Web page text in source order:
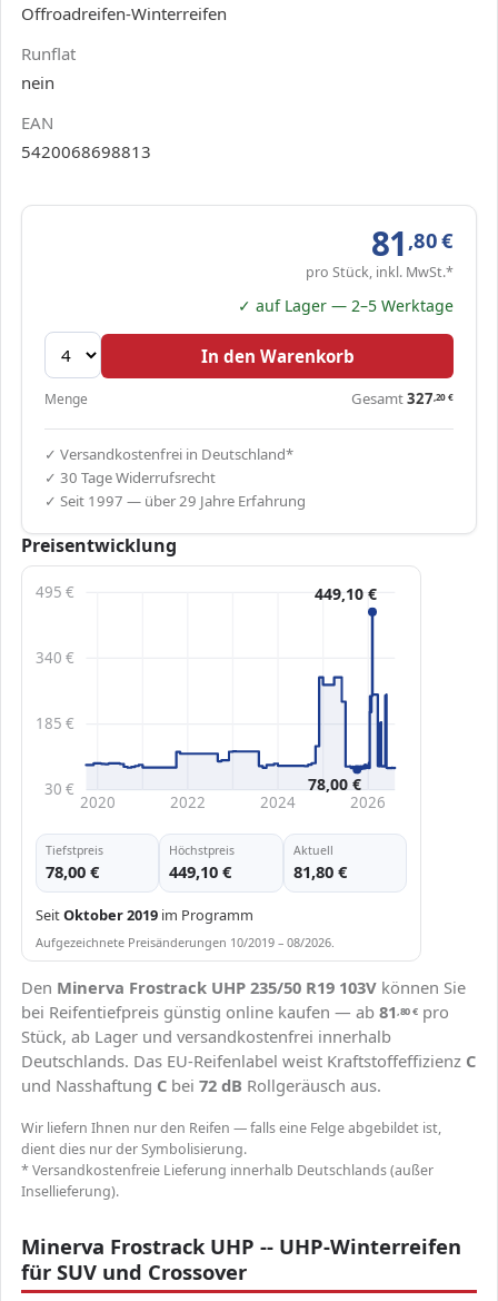
Offroadreifen-Winterreifen
Runflat
nein
EAN
5420068698813
81,80€
pro Stück, inkl. MwSt.*
✓ auf Lager — 2–5 Werktage
In den Warenkorb
Menge Gesamt327,20€
✓ Versandkostenfrei in Deutschland*
✓ 30 Tage Widerrufsrecht
✓ Seit 1997 — über 29 Jahre Erfahrung
Preisentwicklung
30 €
185 €
340 €
495 €
2020 2022 2024 2026
449,10 €
78,00 €
Tiefstpreis
78,00 €
Höchstpreis
449,10 €
Aktuell
81,80 €
SeitOktober 2019 im Programm
Aufgezeichnete Preisänderungen 10/2019 – 08/2026.
Den Minerva Frostrack UHP 235/50 R19 103V können Sie
bei Reifentiefpreis günstig online kaufen — ab 81,80€ pro
Stück, ab Lager und versandkostenfrei innerhalb
Deutschlands. Das EU-Reifenlabel weist Kraftstoffeffizienz C
und Nasshaftung C bei 72 dB Rollgeräusch aus.
Wir liefern Ihnen nur den Reifen — falls eine Felge abgebildet ist,
dient dies nur der Symbolisierung.
* Versandkostenfreie Lieferung innerhalb Deutschlands (außer
Insellieferung).
Minerva Frostrack UHP -- UHP-Winterreifen
für SUV und Crossover